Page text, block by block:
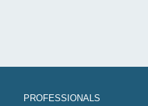
PROFESSIONALS